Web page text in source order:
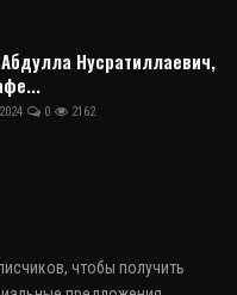
Нусратиллаевич,
0 2162
чтобы получить